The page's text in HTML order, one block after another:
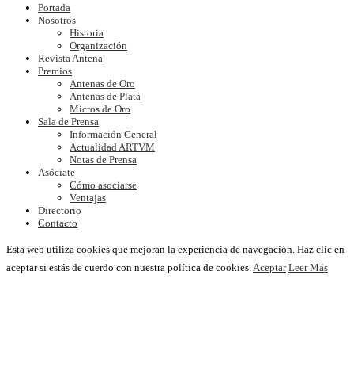
Portada
Nosotros
Historia
Organización
Revista Antena
Premios
Antenas de Oro
Antenas de Plata
Micros de Oro
Sala de Prensa
Información General
Actualidad ARTVM
Notas de Prensa
Asóciate
Cómo asociarse
Ventajas
Directorio
Contacto
Esta web utiliza cookies que mejoran la experiencia de navegación. Haz clic en
aceptar si estás de cuerdo con nuestra política de cookies. Aceptar Leer Más